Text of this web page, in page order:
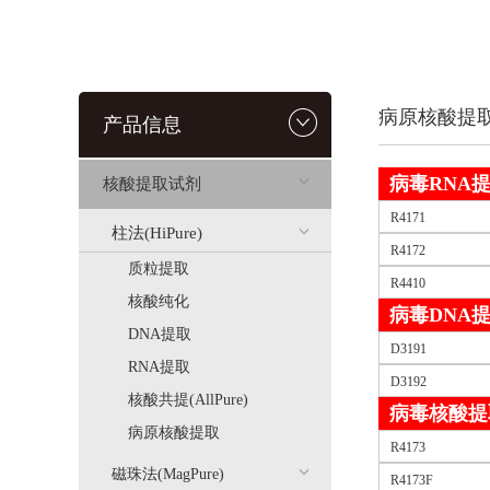
产品信息
核酸提取试剂
柱法(HiPure)
质粒提取
核酸纯化
DNA提取
RNA提取
核酸共提(AllPure)
病原核酸提取
磁珠法(MagPure)
病原核酸提
病毒RNA
R4171
R4172
R4410
病毒DNA
D3191
D3192
病毒核酸
R4173
R4173F